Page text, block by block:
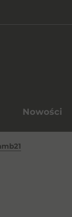
Nowości